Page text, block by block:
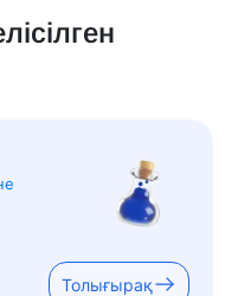
Толығырақ